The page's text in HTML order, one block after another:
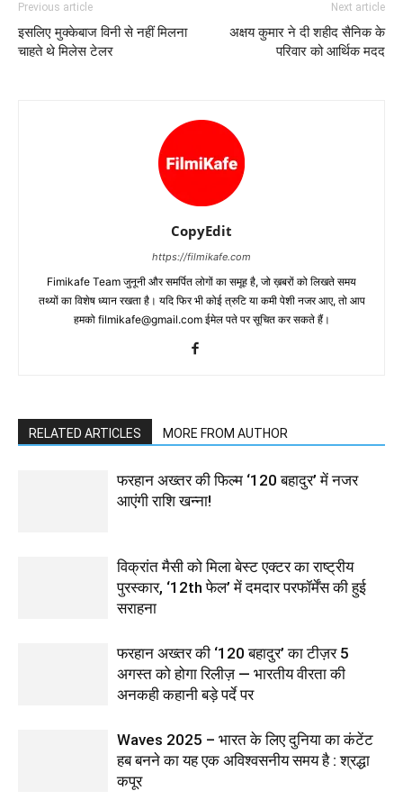
Previous article
इसलिए मुक्‍केबाज विनी से नहीं मिलना
चाहते थे मिलेस टेलर
Next article
अक्षय कुमार ने दी शहीद सैनिक के
परिवार को आर्थिक मदद
CopyEdit
https://filmikafe.com
Fimikafe Team जुनूनी और समर्पित लोगों का समूह है, जो ख़बरों को लिखते समय
तथ्‍यों का विशेष ध्‍यान रखता है। यदि फिर भी कोई त्रुटि या कमी पेशी नजर आए, तो आप
हमको filmikafe@gmail.com ईमेल पते पर सूचित कर सकते हैं।
RELATED ARTICLES MORE FROM AUTHOR
फरहान अख्तर की फिल्म ‘120 बहादुर’ में नजर
आएंगी राशि खन्ना!
विक्रांत मैसी को मिला बेस्ट एक्टर का राष्ट्रीय
पुरस्कार, ‘12th फेल’ में दमदार परफॉर्मेंस की हुई
सराहना
फरहान अख्तर की ‘120 बहादुर’ का टीज़र 5
अगस्त को होगा रिलीज़ — भारतीय वीरता की
अनकही कहानी बड़े पर्दे पर
Waves 2025 – भारत के लिए दुनिया का कंटेंट
हब बनने का यह एक अविश्वसनीय समय है : श्रद्धा
कपूर